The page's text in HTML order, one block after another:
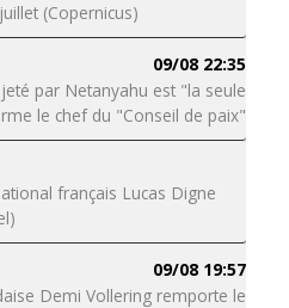
(Copernicus)
09/08 22:35
par Netanyahu est "la seule
le chef du "Conseil de paix"
français Lucas Digne
09/08 19:57
Demi Vollering remporte le